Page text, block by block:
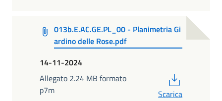
013b.E.AC.GE.PL_00 - Planimetria Gi
ardino delle Rose.pdf
14-11-2024
Allegato 2.24 MB formato
p7m
Scarica